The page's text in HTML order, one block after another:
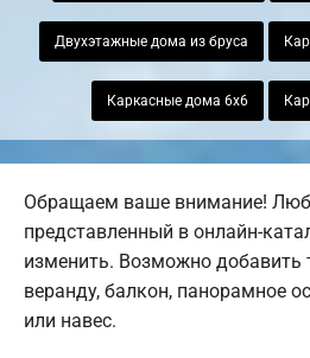
Двухэтажные дома из бруса
Каркасные дома 6х6
Обращаем ваше внимание!
представленный в онлайн-
изменить. Возможно добавить
веранду, балкон, панорамное
или навес.